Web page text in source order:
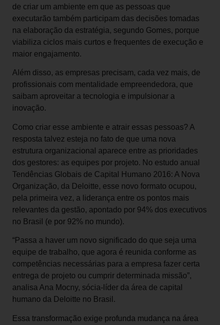
de criar um ambiente em que as pessoas que
executarão também participam das decisões tomadas
na elaboração da estratégia, segundo Gomes, porque
viabiliza ciclos mais curtos e frequentes de execução e
maior engajamento.
Além disso, as empresas precisam, cada vez mais, de
profissionais com mentalidade empreendedora, que
saibam aproveitar a tecnologia e impulsionar a
inovação.
Como criar esse ambiente e atrair essas pessoas? A
resposta talvez esteja no fato de que uma nova
estrutura organizacional aparece entre as prioridades
dos gestores: as equipes por projeto. No estudo anual
Tendências Globais de Capital Humano 2016: A Nova
Organização, da Deloitte, esse novo formato ocupou,
pela primeira vez, a liderança entre os pontos mais
relevantes da gestão, apontado por 94% dos executivos
no Brasil (e por 92% no mundo).
“Passa a haver um novo significado do que seja uma
equipe de trabalho, que agora é reunida conforme as
competências necessárias para a empresa fazer certa
entrega de projeto ou cumprir determinada missão”,
analisa Ana Mocny, sócia-líder da área de capital
humano da Deloitte no Brasil.
Essa transformação exige profunda mudança na área